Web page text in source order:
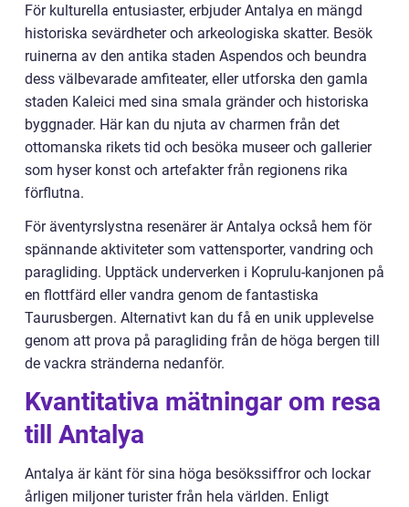
För kulturella entusiaster, erbjuder Antalya en mängd
historiska sevärdheter och arkeologiska skatter. Besök
ruinerna av den antika staden Aspendos och beundra
dess välbevarade amfiteater, eller utforska den gamla
staden Kaleici med sina smala gränder och historiska
byggnader. Här kan du njuta av charmen från det
ottomanska rikets tid och besöka museer och gallerier
som hyser konst och artefakter från regionens rika
förflutna.
För äventyrslystna resenärer är Antalya också hem för
spännande aktiviteter som vattensporter, vandring och
paragliding. Upptäck underverken i Koprulu-kanjonen på
en flottfärd eller vandra genom de fantastiska
Taurusbergen. Alternativt kan du få en unik upplevelse
genom att prova på paragliding från de höga bergen till
de vackra stränderna nedanför.
Kvantitativa mätningar om resa
till Antalya
Antalya är känt för sina höga besökssiffror och lockar
årligen miljoner turister från hela världen. Enligt